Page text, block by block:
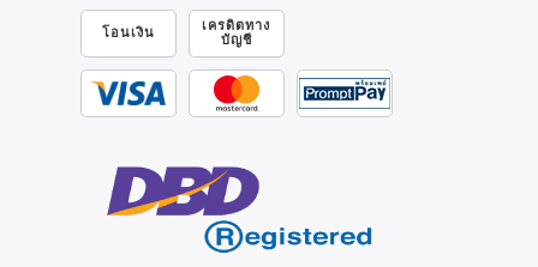
โอนเงิน
เครดิตทาง
บัญชี